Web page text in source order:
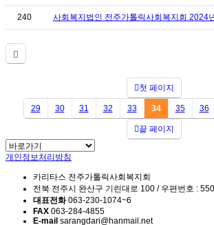
240 사회복지법인 전주가톨릭사회복지회 2024
첫 페이지
29 30 31 32 33 34 35 36
끝 페이지
개인정보처리방침
카리타스 전주가톨릭사회복지회
전북 전주시 완산구 기린대로 100 / 우편번호 :
대표전화063-230-1074~6
FAX 063-284-4855
E-mail sarangdari@hanmail.net